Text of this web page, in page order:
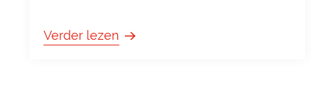
dat van belang. Ook het algemene
bereikbaarheidsadres wordt gewijzigd.
Verder lezen